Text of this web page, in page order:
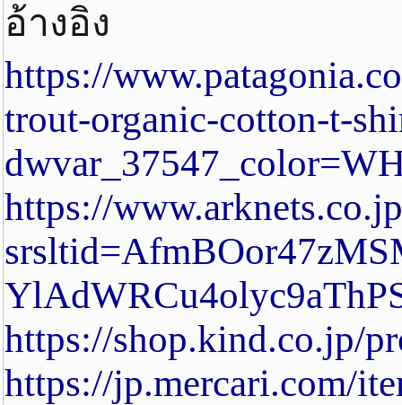
อ้างอิง
https://
trout-organic-cotton-t-
https://
https://shop.kind.co.jp/
https://jp.mercari.com/